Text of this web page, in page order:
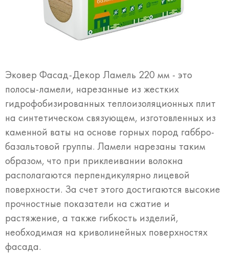
Эковер Фасад-Декор Ламель 220 мм - это
полосы-ламели, нарезанные из жестких
гидрофобизированных теплоизоляционных плит
на синтетическом связующем, изготовленных из
каменной ваты на основе горных пород габбро-
базальтовой группы. Ламели нарезаны таким
образом, что при приклеивании волокна
располагаются перпендикулярно лицевой
поверхности. За счет этого достигаются высокие
прочностные показатели на сжатие и
растяжение, а также гибкость изделий,
необходимая на криволинейных поверхностях
фасада.